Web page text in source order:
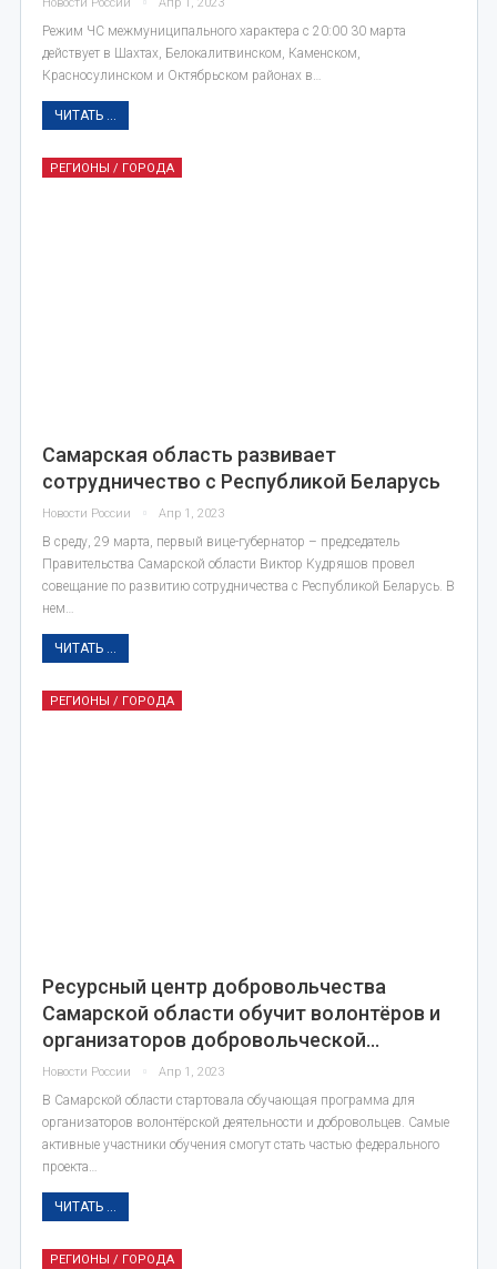
Режим ЧС межмуниципального характера с 20:00 30 марта
действует в Шахтах, Белокалитвинском, Каменском,
Красносулинском и Октябрьском районах в…
ЧИТАТЬ ...
РЕГИОНЫ / ГОРОДА
Самарская область развивает
сотрудничество с Республикой Беларусь
Новости России Апр 1, 2023
В среду, 29 марта, первый вице-губернатор – председатель
Правительства Самарской области Виктор Кудряшов провел
совещание по развитию сотрудничества с Республикой Беларусь. В
нем…
ЧИТАТЬ ...
РЕГИОНЫ / ГОРОДА
Ресурсный центр добровольчества
Самарской области обучит волонтёров и
организаторов добровольческой…
Новости России Апр 1, 2023
В Самарской области стартовала обучающая программа для
организаторов волонтёрской деятельности и добровольцев. Самые
активные участники обучения смогут стать частью федерального
проекта…
ЧИТАТЬ ...
РЕГИОНЫ / ГОРОДА